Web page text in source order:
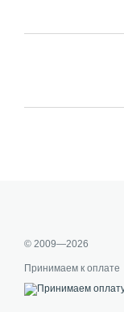
© 2009—2026
Принимаем к оплате